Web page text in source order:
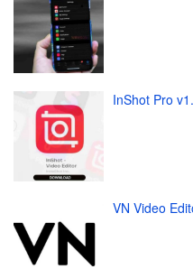
InShot Pro
VN Video